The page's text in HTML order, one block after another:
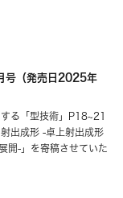
号（発売日2025年
る「型技術」P18~21
出成形 -卓上射出成形
開-」を寄稿させていた